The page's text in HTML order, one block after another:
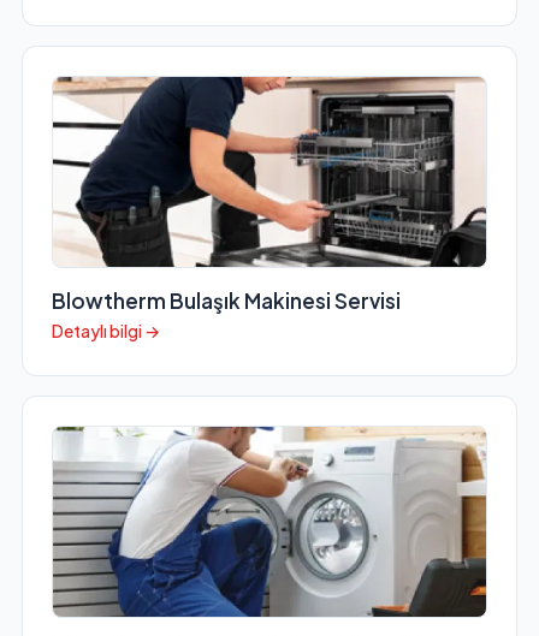
Blowtherm Bulaşık Makinesi Servisi
Detaylı bilgi →